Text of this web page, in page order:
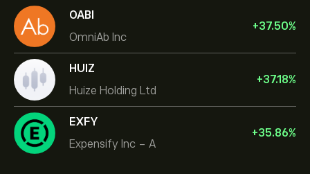
OABI
OmniAb Inc
+37.50%
HUIZ
Huize Holding Ltd
+37.18%
EXFY
Expensify Inc - A
+35.86%